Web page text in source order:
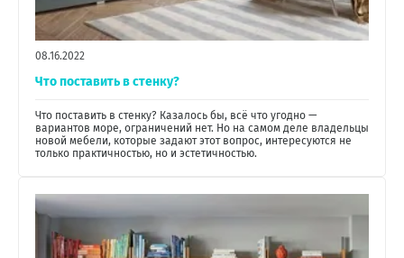
08.16.2022
Что поставить в стенку?
Что поставить в стенку? Казалось бы, всё что угодно —
вариантов море, ограничений нет. Но на самом деле владельцы
новой мебели, которые задают этот вопрос, интересуются не
только практичностью, но и эстетичностью.